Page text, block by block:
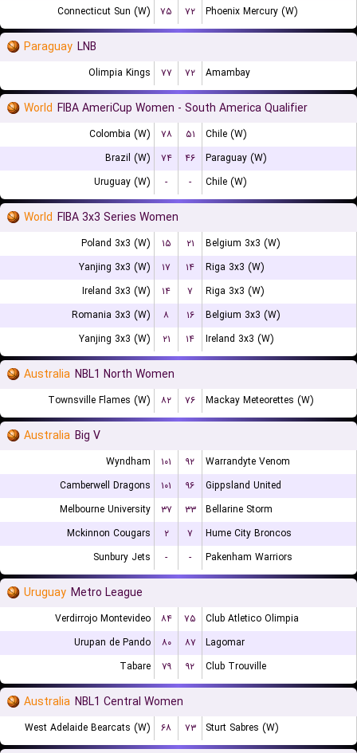
Connecticut Sun (W)
۷۵ ۷۲ Phoenix Mercury (W)
Paraguay LNB
Olimpia Kings ۷۷ ۷۲ Amambay
World FIBA AmeriCup Women - South America Qualifier
Colombia (W) ۷۸ ۵۱
Chile (W)
Brazil (W)
۷۴ ۴۶
Paraguay (W)
Uruguay (W)
- - Chile (W)
World FIBA 3x3 Series Women
Poland 3x3 (W) ۱۵ ۲۱
Belgium 3x3 (W)
Yanjing 3x3 (W)
۱۷ ۱۴
Riga 3x3 (W)
Ireland 3x3 (W)
۱۴ ۷
Riga 3x3 (W)
Romania 3x3 (W)
۸ ۱۶
Belgium 3x3 (W)
Yanjing 3x3 (W)
۲۱ ۱۴ Ireland 3x3 (W)
Australia NBL1 North Women
Townsville Flames (W) ۸۲ ۷۶ Mackay Meteorettes (W)
Australia Big V
Wyndham ۱۰۱ ۹۲
Warrandyte Venom
Camberwell Dragons
۱۰۱ ۹۶
Gippsland United
Melbourne University
۳۷ ۳۳
Bellarine Storm
Mckinnon Cougars
۲ ۷
Hume City Broncos
Sunbury Jets
- - Pakenham Warriors
Uruguay Metro League
Verdirrojo Montevideo ۸۴ ۷۵
Club Atletico Olimpia
Urupan de Pando
۸۰ ۸۷
Lagomar
Tabare
۷۹ ۹۲ Club Trouville
Australia NBL1 Central Women
West Adelaide Bearcats (W) ۶۸ ۷۳ Sturt Sabres (W)